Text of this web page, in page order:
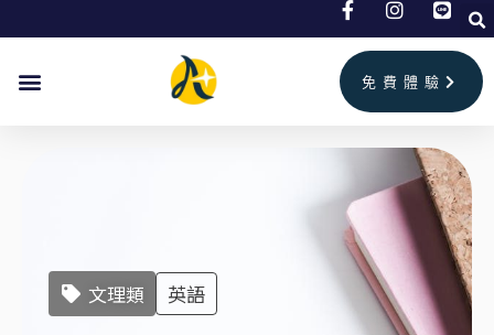
免費體驗
文理類 英語